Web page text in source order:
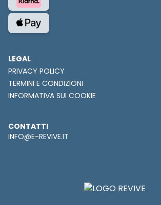
LEGAL
PRIVACY POLICY
TERMINI E CONDIZIONI
INFORMATIVA SUI COOKIE
CONTATTI
INFO@E-REVIVE.IT